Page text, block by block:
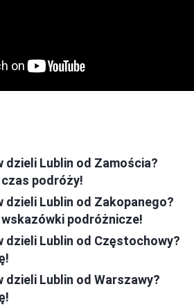
dzieli Lublin od Zamościa?
podróży!
dzieli Lublin od Zakopanego?
podróżnicze!
dzieli Lublin od Częstochowy?
dzieli Lublin od Warszawy?